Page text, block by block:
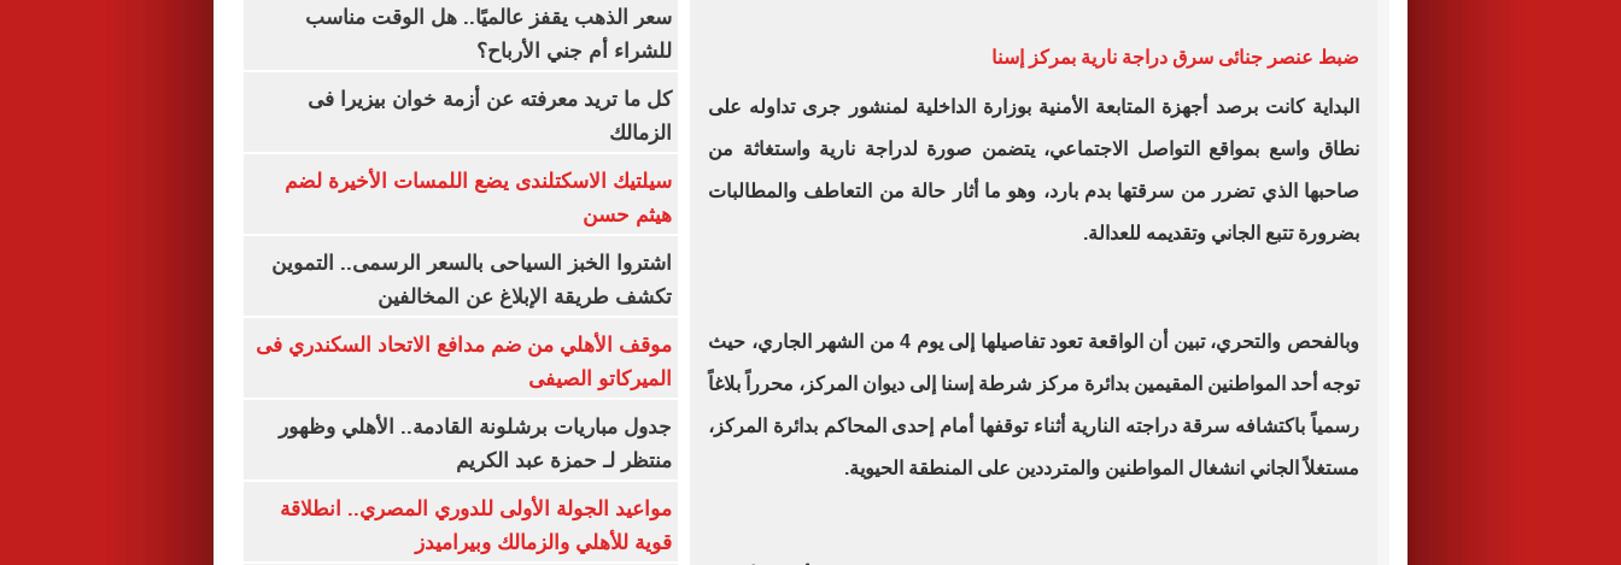
ضبط عنصر جنائى سرق دراجة نارية بمركز إسنا
البداية كانت برصد أجهزة المتابعة الأمنية بوزارة الداخلية لمنشور جرى تداوله على
نطاق واسع بمواقع التواصل الاجتماعي، يتضمن صورة لدراجة نارية واستغاثة من
صاحبها الذي تضرر من سرقتها بدم بارد، وهو ما أثار حالة من التعاطف والمطالبات
بضرورة تتبع الجاني وتقديمه للعدالة.
وبالفحص والتحري، تبين أن الواقعة تعود تفاصيلها إلى يوم 4 من الشهر الجاري، حيث
توجه أحد المواطنين المقيمين بدائرة مركز شرطة إسنا إلى ديوان المركز، محرراً بلاغاً
رسمياً باكتشافه سرقة دراجته النارية أثناء توقفها أمام إحدى المحاكم بدائرة المركز،
مستغلاً الجاني انشغال المواطنين والمترددين على المنطقة الحيوية.
سعر الذهب يقفز عالميًا.. هل الوقت مناسب
للشراء أم جني الأرباح؟
كل ما تريد معرفته عن أزمة خوان بيزيرا فى
الزمالك
سيلتيك الاسكتلندى يضع اللمسات الأخيرة لضم
هيثم حسن
اشتروا الخبز السياحى بالسعر الرسمى.. التموين
تكشف طريقة الإبلاغ عن المخالفين
موقف الأهلي من ضم مدافع الاتحاد السكندري فى
الميركاتو الصيفى
جدول مباريات برشلونة القادمة.. الأهلي وظهور
منتظر لـ حمزة عبد الكريم
مواعيد الجولة الأولى للدوري المصري.. انطلاقة
قوية للأهلي والزمالك وبيراميدز